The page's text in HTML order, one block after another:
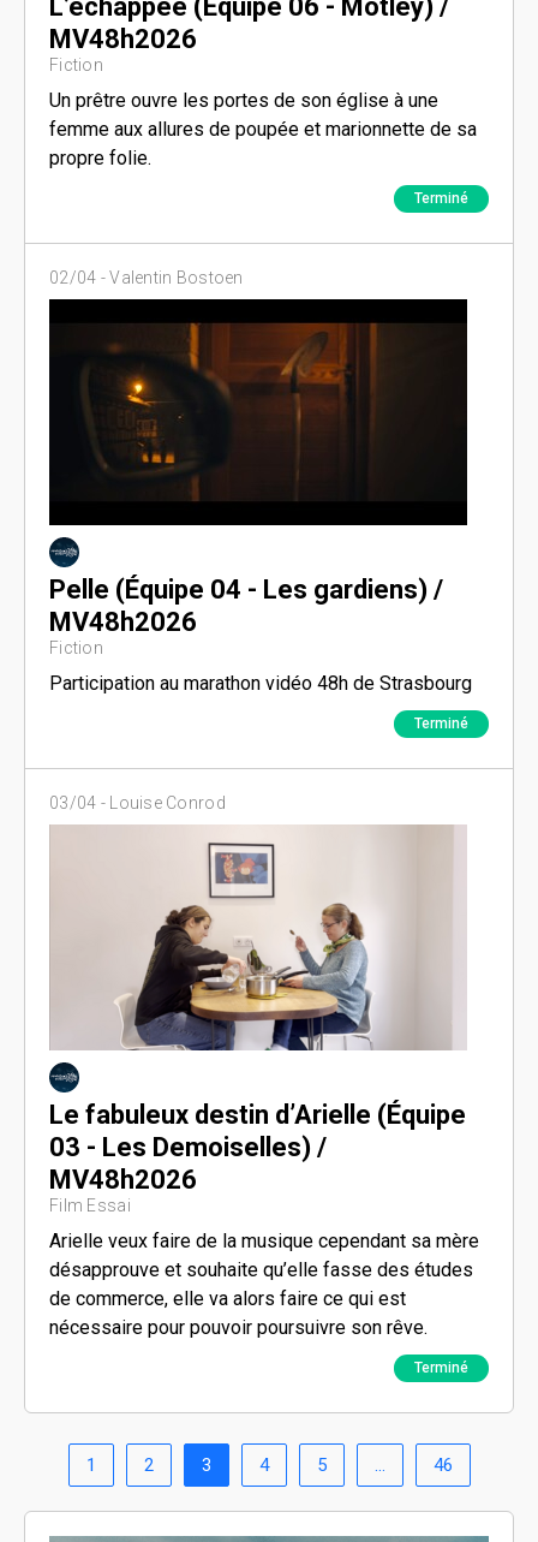
L’échappée (Équipe 06 - Motley) /
MV48h2026
Fiction
Un prêtre ouvre les portes de son église à une
femme aux allures de poupée et marionnette de sa
propre folie.
Terminé
02/04 -Valentin Bostoen
Pelle (Équipe 04 - Les gardiens) /
MV48h2026
Fiction
Participation au marathon vidéo 48h de Strasbourg
Terminé
03/04 - Louise Conrod
Le fabuleux destin d’Arielle (Équipe
03 - Les Demoiselles) /
MV48h2026
Film Essai
Arielle veux faire de la musique cependant sa mère
désapprouve et souhaite qu’elle fasse des études
de commerce, elle va alors faire ce qui est
nécessaire pour pouvoir poursuivre son rêve.
Terminé
1 2 3 4 5 … 46